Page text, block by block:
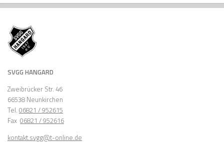
SVGG HANGARD
Zweibrücker Str. 46
66538 Neunkirchen
Tel. 06821 / 952615
Fax 06821 / 952616
kontakt.svgg@t-online.de